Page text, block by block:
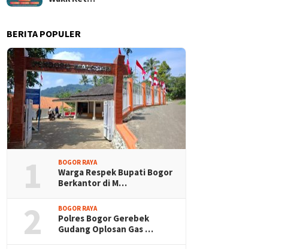
BERITA POPULER
1 BOGOR RAYA
Warga Respek Bupati Bogor
Berkantor di M…
2 BOGOR RAYA
Polres Bogor Gerebek
Gudang Oplosan Gas …